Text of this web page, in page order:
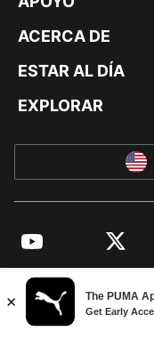
ACERCA DE
ESTAR AL DÍA
EXPLORAR
YouTube Twitter